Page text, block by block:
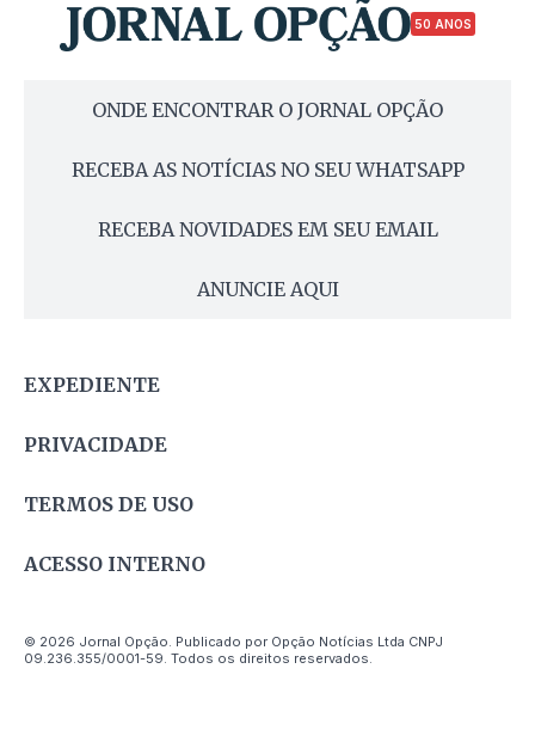
50 ANOS
ONDE ENCONTRAR O JORNAL OPÇÃO
RECEBA AS NOTÍCIAS NO SEU WHATSAPP
RECEBA NOVIDADES EM SEU EMAIL
ANUNCIE AQUI
EXPEDIENTE
PRIVACIDADE
TERMOS DE USO
ACESSO INTERNO
© 2026 Jornal Opção. Publicado por Opção Notícias Ltda CNPJ
09.236.355/0001-59. Todos os direitos reservados.